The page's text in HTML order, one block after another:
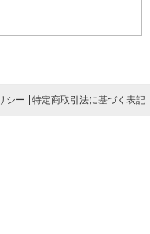
シー 特定商取引法に基づく表記